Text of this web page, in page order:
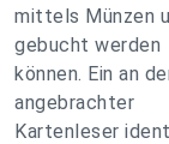
mittels Münzen
gebucht werden
können. Ein an
angebrachter
Kartenleser